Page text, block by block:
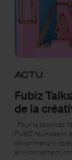
ACTU
Fubiz
de la
Pour la seconde
FUBIZ réunissent
s'exprimeront
environnement